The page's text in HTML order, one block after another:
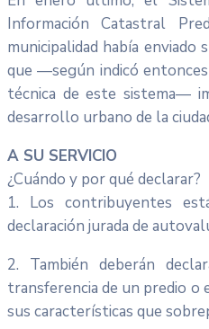
Información Catastral
municipalidad había
que —según indicó
técnica de este sistema—
desarrollo urbano de la
A SU SERVICIO
¿Cuándo y por qué declarar?
1. Los contribuyentes
declaración jurada de
2. También deberán
transferencia de un predio o
sus características que